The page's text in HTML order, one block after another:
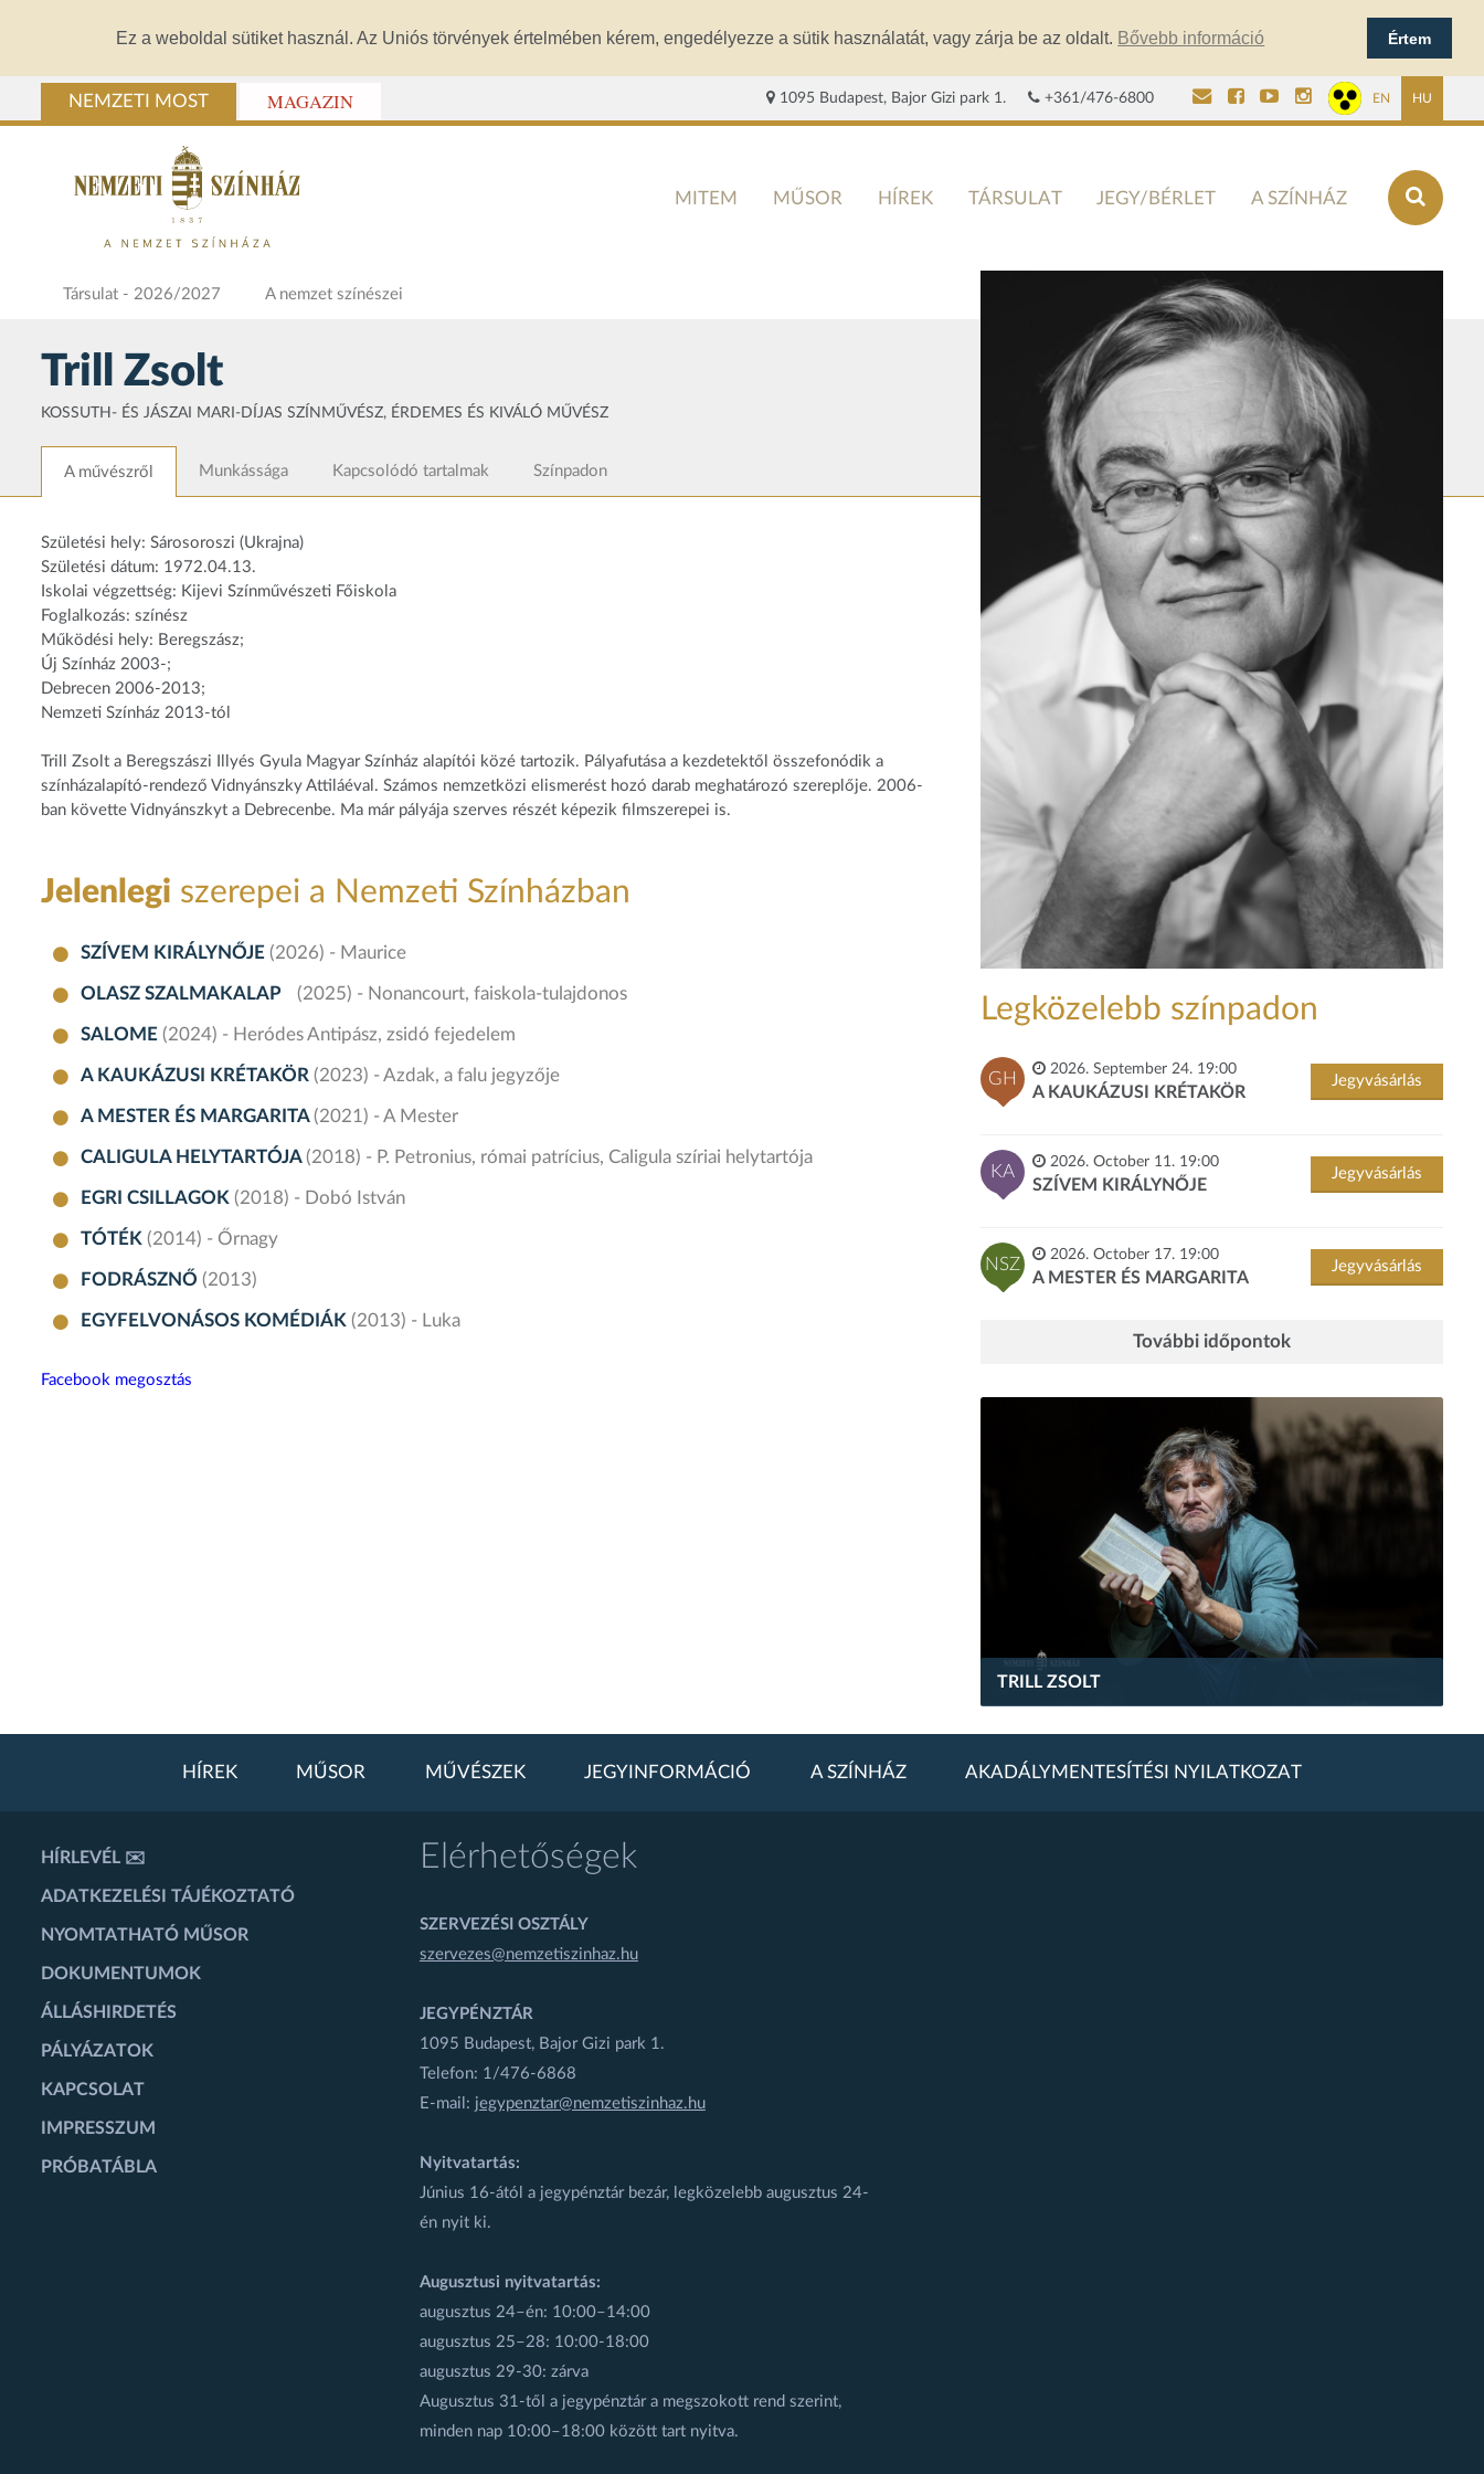
Ez a weboldal sütiket használ. Az Uniós törvények értelmében kérem, engedélyezze a sütik használatát, vagy zárja be az oldalt. Bővebb információ Értem
NEMZETI MOST MAGAZIN 1095 Budapest, Bajor Gizi park 1. +361/476-6800 EN HU
MITEM MŰSOR HÍREK TÁRSULAT JEGY/BÉRLET A SZÍNHÁZ
Társulat - 2026/2027 A nemzet színészei
Trill Zsolt
KOSSUTH- ÉS JÁSZAI MARI-DÍJAS SZÍNMŰVÉSZ, ÉRDEMES ÉS KIVÁLÓ MŰVÉSZ
A művészről Munkássága Kapcsolódó tartalmak Színpadon
Születési hely: Sárosoroszi (Ukrajna)
Születési dátum: 1972.04.13.
Iskolai végzettség: Kijevi Színművészeti Főiskola
Foglalkozás: színész
Működési hely: Beregszász;
Új Színház 2003-;
Debrecen 2006-2013;
Nemzeti Színház 2013-tól
Trill Zsolt a Beregszászi Illyés Gyula Magyar Színház alapítói közé tartozik. Pályafutása a kezdetektől összefonódik a
színházalapító-rendező Vidnyánszky Attiláéval. Számos nemzetközi elismerést hozó darab meghatározó szereplője. 2006-
ban követte Vidnyánszkyt a Debrecenbe. Ma már pályája szerves részét képezik filmszerepei is.
Jelenlegi szerepei a Nemzeti Színházban
SZÍVEM KIRÁLYNŐJE(2026) - Maurice
OLASZ SZALMAKALAP(2025) - Nonancourt, faiskola-tulajdonos
SALOME(2024) - Heródes Antipász, zsidó fejedelem
A KAUKÁZUSI KRÉTAKÖR(2023) - Azdak, a falu jegyzője
A MESTER ÉS MARGARITA(2021) - A Mester
CALIGULA HELYTARTÓJA(2018) - P. Petronius, római patrícius, Caligula szíriai helytartója
EGRI CSILLAGOK(2018) - Dobó István
TÓTÉK(2014) - Őrnagy
FODRÁSZNŐ(2013)
EGYFELVONÁSOS KOMÉDIÁK(2013) - Luka
Facebook megosztás
Legközelebb színpadon
GH
2026. September 24. 19:00
A KAUKÁZUSI KRÉTAKÖR
Jegyvásárlás
KA
2026. October 11. 19:00
SZÍVEM KIRÁLYNŐJE
Jegyvásárlás
NSZ
2026. October 17. 19:00
A MESTER ÉS MARGARITA
Jegyvásárlás
További időpontok
TRILL ZSOLT
HÍREK MŰSOR MŰVÉSZEK JEGYINFORMÁCIÓ A SZÍNHÁZ AKADÁLYMENTESÍTÉSI NYILATKOZAT
HÍRLEVÉL ✉️
ADATKEZELÉSI TÁJÉKOZTATÓ
NYOMTATHATÓ MŰSOR
DOKUMENTUMOK
ÁLLÁSHIRDETÉS
PÁLYÁZATOK
KAPCSOLAT
IMPRESSZUM
PRÓBATÁBLA
Elérhetőségek
SZERVEZÉSI OSZTÁLY
szervezes@nemzetiszinhaz.hu
JEGYPÉNZTÁR
1095 Budapest, Bajor Gizi park 1.
Telefon: 1/476-6868
E-mail: jegypenztar@nemzetiszinhaz.hu
Nyitvatartás:
Június 16-ától a jegypénztár bezár, legközelebb augusztus 24-
én nyit ki.
Augusztusi nyitvatartás:
augusztus 24–én: 10:00–14:00
augusztus 25–28: 10:00-18:00
augusztus 29-30: zárva
Augusztus 31-től a jegypénztár a megszokott rend szerint,
minden nap 10:00–18:00 között tart nyitva.